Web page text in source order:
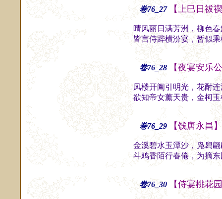
卷76_27 【上巳日祓
晴风丽日满芳洲，柳色
皆言侍跸横汾宴，暂似
卷76_28 【夜宴安乐
凤楼开阖引明光，花酎
欲知帝女薰天贵，金柯
卷76_29 【饯唐永昌】
金溪碧水玉潭沙，凫舄
斗鸡香陌行春倦，为摘
卷76_30 【侍宴桃花